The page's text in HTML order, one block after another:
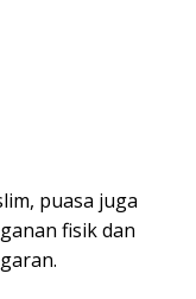
puasa juga
fisik dan